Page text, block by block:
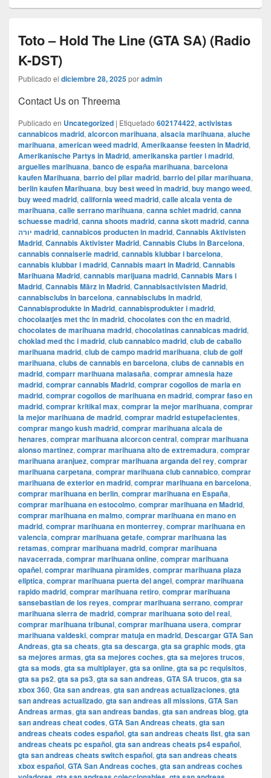
Toto – Hold The Line (GTA SA) (Radio
K-DST)
Publicado el diciembre 28, 2025poradmin
Contact Us on Threema
Publicado en Uncategorized | Etiquetado 602174422, activistas
cannabicos madrid, alcorcon marihuana, alsacia marihuana, aluche
marihuana, american weed madrid, Amerikaanse feesten in Madrid,
Amerikanische Partys in Madrid, amerikanska partier i madrid,
arguelles marihuana, banco de españa marihuana, barcelona
kaufen Marihuana, barrio del pilar madrid, barrio del pilar marihuana,
berlin kaufen Marihuana, buy best weed in madrid, buy mango weed,
buy weed madrid, california weed madrid, calle alcala venta de
marihuana, calle serrano marihuana, canna schiet madrid, canna
schuesse madrid, canna shoots madrid, canna skott madrid, canna
יורה madrid, cannabicos producten in madrid, Cannabis Aktivisten
Madrid, Cannabis Aktivister Madrid, Cannabis Clubs in Barcelona,
cannabis connaiserie madrid, cannabis klubbar i barcelona,
cannabis klubbar i madrid, Cannabis maart in Madrid, Cannabis
Marihuana Madrid, cannabis marijuana madrid, Cannabis Mars i
Madrid, Cannabis März in Madrid, Cannabisactivisten Madrid,
cannabisclubs in barcelona, cannabisclubs in madrid,
Cannabisprodukte in Madrid, cannabisprodukter i madrid,
chocolaatjes met thc in madrid, chocolates con thc en madrid,
chocolates de marihuana madrid, chocolatinas cannabicas madrid,
choklad med thc i madrid, club cannabico madrid, club de caballo
marihuana madrid, club de campo madrid marihuana, club de golf
marihuana, clubs de cannabis en barcelona, clubs de cannabis en
madrid, comparr marihuana malasaña, comprar amnesia haze
madrid, comprar cannabis Madrid, comprar cogollos de maria en
madrid, comprar cogollos de marihuana en madrid, comprar faso en
madrid, comprar kritikal max, comprar la mejor marihuana, comprar
la mejor marihuana de madrid, comprar madrid estupefacientes,
comprar mango kush madrid, comprar marihuana alcala de
henares, comprar marihuana alcorcon central, comprar marihuana
alonso martinez, comprar marihuana alto de extremadura, comprar
marihuana aranjuez, comprar marihuana arganda del rey, comprar
marihuana carpetana, comprar marihuana club cannabico, comprar
marihuana de exterior en madrid, comprar marihuana en barcelona,
comprar marihuana en berlin, comprar marihuana en España,
comprar marihuana en estocolmo, comprar marihuana en Madrid,
comprar marihuana en malmo, comprar marihuana en mano en
madrid, comprar marihuana en monterrey, comprar marihuana en
valencia, comprar marihuana getafe, comprar marihuana las
retamas, comprar marihuana madrid, comprar marihuana
navacerrada, comprar marihuana online, comprar marihuana
opañel, comprar marihuana pìramides, comprar marihuana plaza
eliptica, comprar marihuana puerta del angel, comprar marihuana
rapido madrid, comprar marihuana retiro, comprar marihuana
sansebastian de los reyes, comprar marihuana serrano, comprar
marihuana sierra de madrid, comprar marihuana soto del real,
comprar marihuana tribunal, comprar marihuana usera, comprar
marihuana valdeski, comprar matuja en madrid, Descargar GTA San
Andreas, gta sa cheats, gta sa descarga, gta sa graphic mods, gta
sa mejores armas, gta sa mejores coches, gta sa mejores trucos,
gta sa mods, gta sa multiplayer, gta sa online, gta sa pc requisitos,
gta sa ps2, gta sa ps3, gta sa san andreas, GTA SA trucos, gta sa
xbox 360, Gta san andreas, gta san andreas actualizaciones, gta
san andreas actualizado, gta san andreas all missions, GTA San
Andreas armas, gta san andreas bandas, gta san andreas blog, gta
san andreas cheat codes, GTA San Andreas cheats, gta san
andreas cheats codes español, gta san andreas cheats list, gta san
andreas cheats pc español, gta san andreas cheats ps4 español,
gta san andreas cheats switch español, gta san andreas cheats
xbox español, GTA San Andreas coches, gta san andreas coches